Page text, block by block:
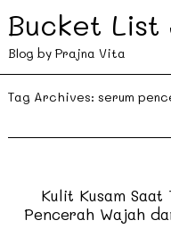
Bucket List
Blog by Prajna Vita
Tag Archives: serum
Kulit Kusam Saat
Pencerah Wajah